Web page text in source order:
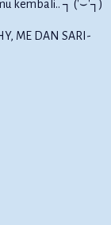
kembali.. ┐ ('⌣'┐)
ME DAN SARI-